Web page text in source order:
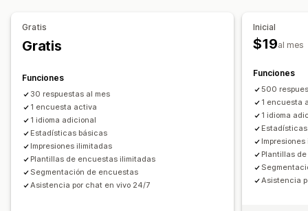
Satisfacción del cliente
Índice de Promotores Netos (NPS)
Gestión de envío
Correo electrónico
Informes y estadísticas
Activadores y reglas
Informes y estadísticas
Gratis
Gratis
Funciones
30 respuestas al mes
1 encuesta activa
1 idioma adicional
Estadísticas básicas
Impresiones ilimitadas
Plantillas de encuestas ilimitadas
Segmentación de encuestas
Asistencia por chat en vivo 24/7
Inicial
$19al mes
Funciones
500
1 encuesta
1 idioma
Plantillas
Asistencia